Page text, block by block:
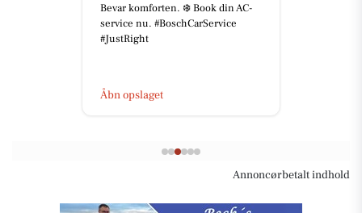
Bevar komforten. ❄️ Book din AC-
service nu. #BoschCarService
#JustRight
Åbn opslaget
Annoncørbetalt indhold